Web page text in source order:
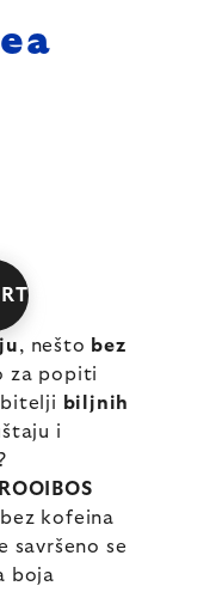
, nešto bez
za popiti
biljnih
i
ROOIBOS
bez kofeina
savršeno se
boja